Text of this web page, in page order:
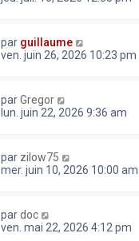
par guillaume
ven. juin 26, 2026 10:23 pm
parGregor
lun. juin 22, 2026 9:36 am
par zilow75
mer. juin 10, 2026 10:00 am
pardoc
ven. mai 22, 2026 4:12 pm